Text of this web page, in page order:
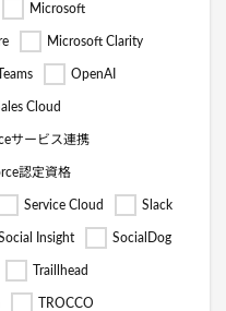
Microsoft
Microsoft Clarity
OpenAI
Cloud
サービス連携
認定資格
Service Cloud Slack
Insight SocialDog
Traillhead
TROCCO